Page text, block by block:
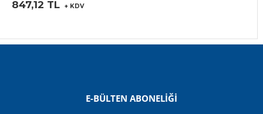
847,12 TL + KDV
E-BÜLTEN ABONELİĞİ